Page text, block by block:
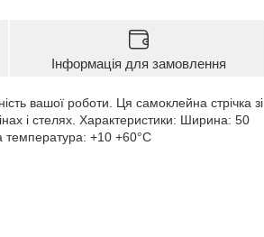
Інформація для замовлення
вашої роботи. Ця самоклейна стрічка зі
і стелях. Характеристики: Ширина: 50
температура: +10 +60°C